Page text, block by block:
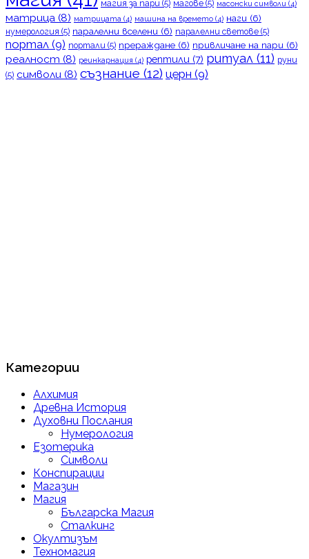
магия за пари (5) магове (5) масонски символи (4)
матрица (8) матрицата (4) машина на времето (4) наги (6)
нумерология (5) паралелни вселени (6) паралелни светове (5)
портал (9) портали (5) прераждане (6) привличане на пари (6)
реалност (8) реинкарнация (4) рептили (7) ритуал (11) руни
(5) символи (8) съзнание (12) церн (9)
Категории
Алхимия
Древна История
Духовни Послания
Нумерология
Езотерика
Символи
Конспирации
Магазин
Магия
Българска Магия
Сталкинг
Окултизъм
Техномагия